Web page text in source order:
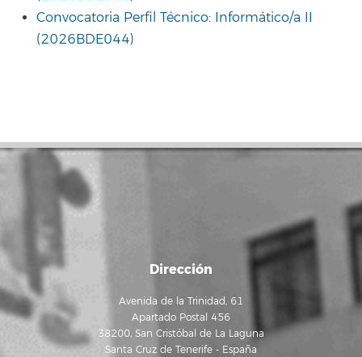
Convocatoria Perfil Técnico: Informático/a II
(2026BDE044)
Dirección
Avenida de la Trinidad, 61
Apartado Postal 456
38200, San Cristóbal de La Laguna
Santa Cruz de Tenerife - España